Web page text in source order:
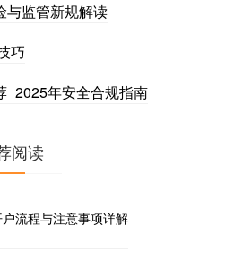
与监管新规解读
巧
_2025年安全合规指南
阅读
流程与注意事项详解